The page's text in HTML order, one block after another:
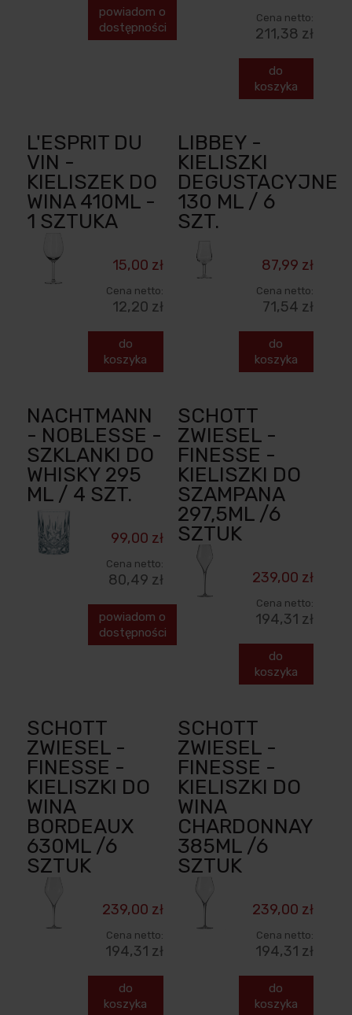
powiadom o
dostępności
Cena netto:
211,38 zł
do
koszyka
L'ESPRIT DU
VIN -
KIELISZEK DO
WINA 410ML -
1 SZTUKA
15,00 zł
Cena netto:
12,20 zł
do
koszyka
LIBBEY -
KIELISZKI
DEGUSTACYJNE
130 ML / 6
SZT.
87,99 zł
Cena netto:
71,54 zł
do
koszyka
NACHTMANN
- NOBLESSE -
SZKLANKI DO
WHISKY 295
ML / 4 SZT.
99,00 zł
Cena netto:
80,49 zł
powiadom o
dostępności
SCHOTT
ZWIESEL -
FINESSE -
KIELISZKI DO
SZAMPANA
297,5ML /6
SZTUK
239,00 zł
Cena netto:
194,31 zł
do
koszyka
SCHOTT
ZWIESEL -
FINESSE -
KIELISZKI DO
WINA
BORDEAUX
630ML /6
SZTUK
239,00 zł
Cena netto:
194,31 zł
do
koszyka
SCHOTT
ZWIESEL -
FINESSE -
KIELISZKI DO
WINA
CHARDONNAY
385ML /6
SZTUK
239,00 zł
Cena netto:
194,31 zł
do
koszyka